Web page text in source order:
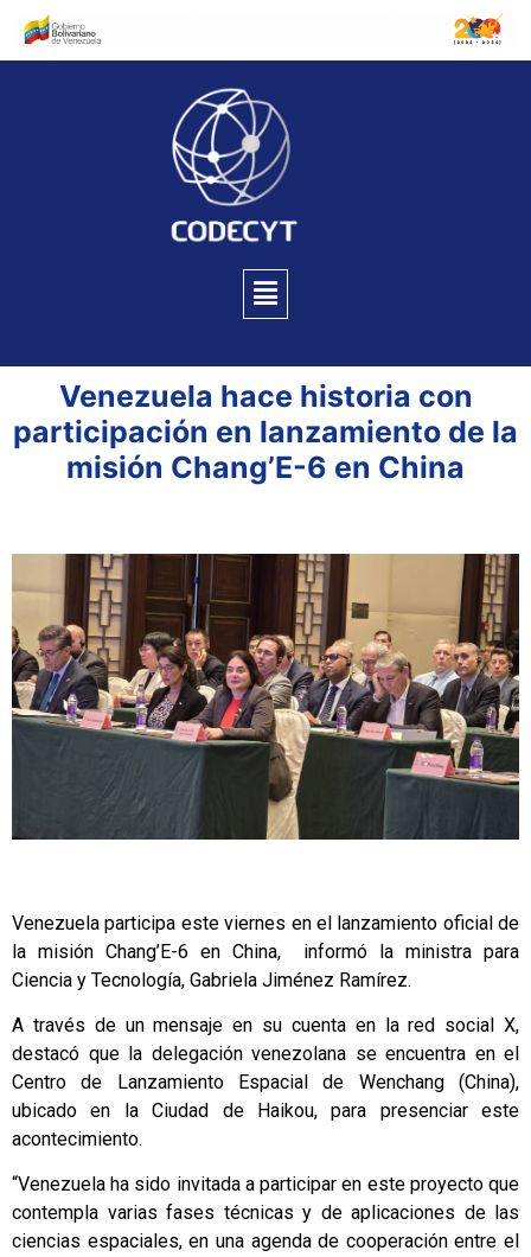
Venezuela hace historia con
participación en lanzamiento de la
misión Chang’E-6 en China
Venezuela participa este viernes en el lanzamiento oficial de
la misión Chang’E-6 en China, informó la ministra para
Ciencia y Tecnología, Gabriela Jiménez Ramírez.
A través de un mensaje en su cuenta en la red social X,
destacó que la delegación venezolana se encuentra en el
Centro de Lanzamiento Espacial de Wenchang (China),
ubicado en la Ciudad de Haikou, para presenciar este
acontecimiento.
“Venezuela ha sido invitada a participar en este proyecto que
contempla varias fases técnicas y de aplicaciones de las
ciencias espaciales, en una agenda de cooperación entre el